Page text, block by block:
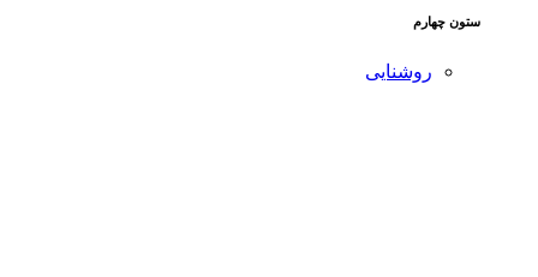
ستون چهارم
روشنایی